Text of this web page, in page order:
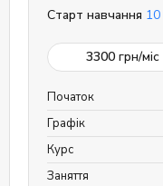
Старт навчання
3300 грн/міс
Початок
Графік
Курс
Заняття